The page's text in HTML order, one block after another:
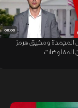
06:00
المجمدة ومضيق هرمز
المفاوضات